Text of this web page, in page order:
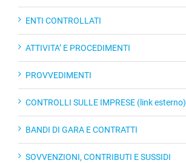
ENTI CONTROLLATI
ATTIVITA’ E PROCEDIMENTI
PROVVEDIMENTI
CONTROLLI SULLE IMPRESE (link esterno)
BANDI DI GARA E CONTRATTI
SOVVENZIONI, CONTRIBUTI E SUSSIDI